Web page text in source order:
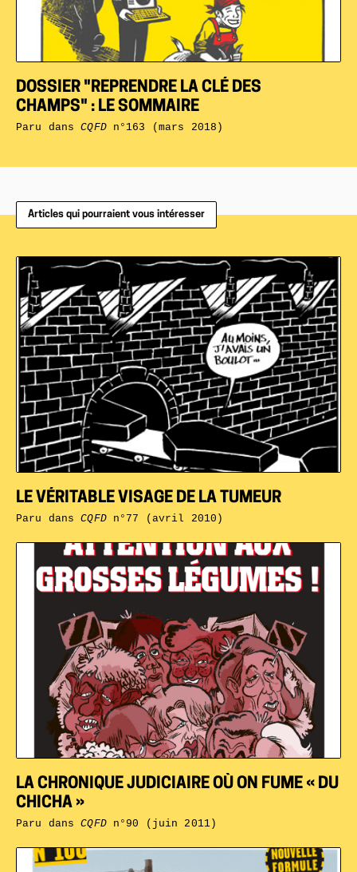
DOSSIER "REPRENDRE LA CLÉ DES
CHAMPS" : LE SOMMAIRE
Paru dansCQFDn°163 (mars 2018)
Articles qui pourraient vous intéresser
LA CHRONIQUE JUDICIAIRE OÙ ON FUME « DU
CHICHA »
Paru dansCQFDn°90 (juin 2011)
LE VÉRITABLE VISAGE DE LA TUMEUR
Paru dansCQFDn°77 (avril 2010)